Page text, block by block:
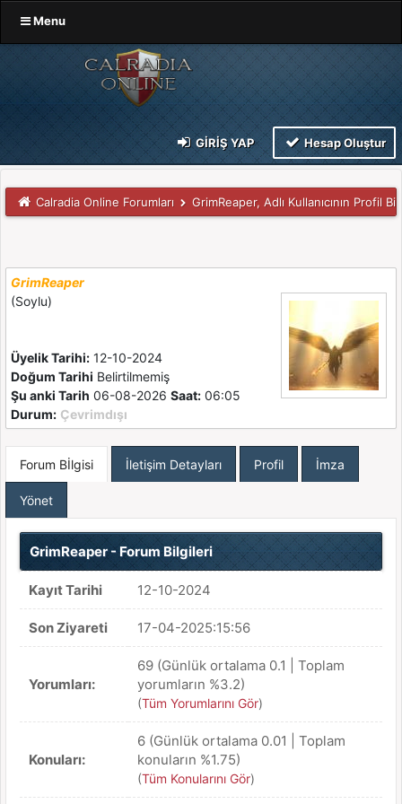
Menu
GIRIŞ YAP Hesap Oluştur
Calradia Online Forumları GrimReaper, Adlı Kullanıcının Profil
GrimReaper
(Soylu)
Üyelik Tarihi: 12-10-2024
Doğum Tarihi Belirtilmemiş
Şu anki Tarih 06-08-2026 Saat: 06:05
Durum: Çevrimdışı
Forum Bİlgisi İletişim Detayları Profil İmza
Yönet
GrimReaper - Forum Bilgileri
Kayıt Tarihi 12-10-2024
Son Ziyareti 17-04-2025:15:56
Yorumları:
69 (Günlük ortalama 0.1 | Toplam
yorumların %3.2)
(Tüm Yorumlarını Gör)
Konuları:
6 (Günlük ortalama 0.01 | Toplam
konuların %1.75)
(Tüm Konularını Gör)